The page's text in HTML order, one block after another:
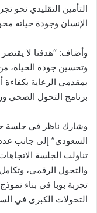
التأمين التقليدي نحو
الإنسان وجودة حياته
وأضاف: “هدفنا لا
وتحسين جودة الحياة،
بمقدمي الرعاية بكفاءة
برنامج التحول الصحي ورؤية
وشارك ناظر في جلسة
السعودي” إلى جانب
تناولت الجلسة
والتحول الرقمي،
تجربة بوبا في بناء
التحولات الكبرى في